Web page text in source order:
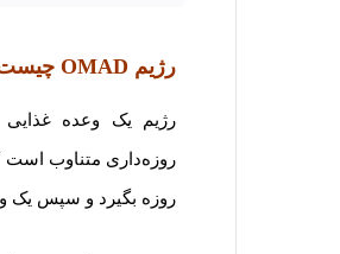
رژیم OMAD
روزه بگیرد و سپس یک